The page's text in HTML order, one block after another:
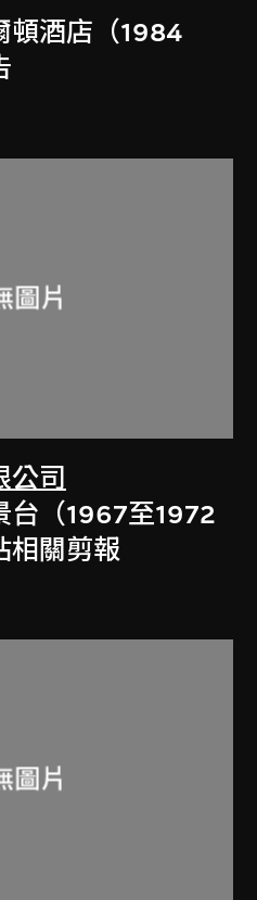
頓酒店（1984
公司
台（1967至1972
相關剪報